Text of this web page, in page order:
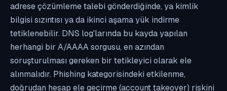
adrese çözümleme talebi gönderdiğinde, ya kimlik
bilgisi sızıntısı ya da ikinci aşama yük indirme
tetiklenebilir. DNS log'larında bu kayda yapılan
herhangi bir A/AAAA sorgusu, en azından
soruşturulması gereken bir tetikleyici olarak ele
alınmalıdır. Phishing kategorisindeki etkilenme,
doğrudan hesap ele geçirme (account takeover) riskini